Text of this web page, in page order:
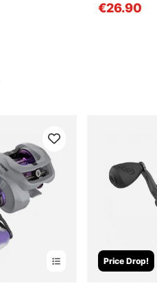
€26.90
Price Drop!